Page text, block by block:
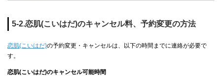
5-2.恋肌(こいはだ)のキャンセル料、予約変更の方法
恋肌(こいはだ)の予約変更・キャンセルは、以下の時間までに連絡が必要で
す。
恋肌(こいはだ)のキャンセル可能時間